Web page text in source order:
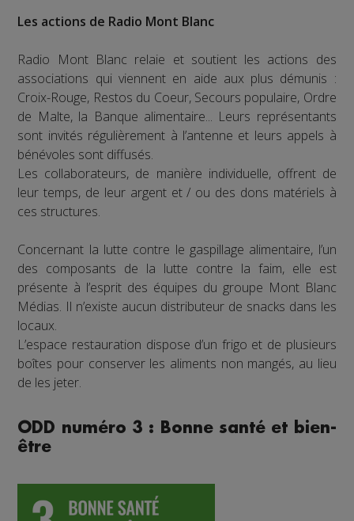
Les actions de Radio Mont Blanc
Radio Mont Blanc relaie et soutient les actions des
associations qui viennent en aide aux plus démunis :
Croix-Rouge, Restos du Coeur, Secours populaire, Ordre
de Malte, la Banque alimentaire... Leurs représentants
sont invités régulièrement à l’antenne et leurs appels à
bénévoles sont diffusés.
Les collaborateurs, de manière individuelle, offrent de
leur temps, de leur argent et / ou des dons matériels à
ces structures.
Concernant la lutte contre le gaspillage alimentaire, l’un
des composants de la lutte contre la faim, elle est
présente à l’esprit des équipes du groupe Mont Blanc
Médias. Il n’existe aucun distributeur de snacks dans les
locaux.
L’espace restauration dispose d’un frigo et de plusieurs
boîtes pour conserver les aliments non mangés, au lieu
de les jeter.
ODD numéro 3 : Bonne santé et bien-
être